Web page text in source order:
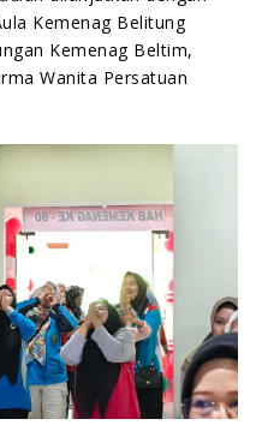
Kemenag Belitung
Kemenag Beltim,
Wanita Persatuan